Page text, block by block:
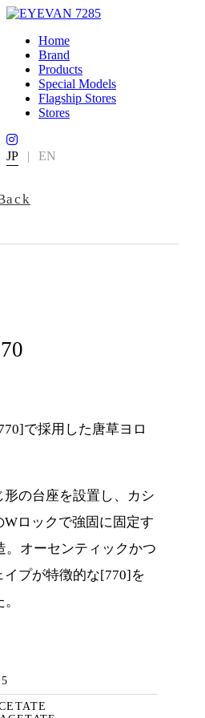
Home
Brand
Products
Special Models
Flagship Stores
Stores
JP | EN
で採用した唐草ヨロ
の台座を設置し、カシ
ロックで強固に固定す
。オーセンティックかつ
プが特徴的な[770]を